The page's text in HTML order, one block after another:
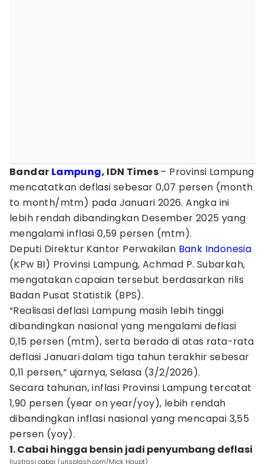
Bandar Lampung, IDN Times– Provinsi Lampung
mencatatkan deflasi sebesar 0,07 persen (month
to month/mtm) pada Januari 2026. Angka ini
lebih rendah dibandingkan Desember 2025 yang
mengalami inflasi 0,59 persen (mtm).
Deputi Direktur Kantor Perwakilan Bank Indonesia
(KPw BI) Provinsi Lampung, Achmad P. Subarkah,
mengatakan capaian tersebut berdasarkan rilis
Badan Pusat Statistik (BPS).
“Realisasi deflasi Lampung masih lebih tinggi
dibandingkan nasional yang mengalami deflasi
0,15 persen (mtm), serta berada di atas rata-rata
deflasi Januari dalam tiga tahun terakhir sebesar
0,11 persen,” ujarnya, Selasa (3/2/2026).
Secara tahunan, inflasi Provinsi Lampung tercatat
1,90 persen (year on year/yoy), lebih rendah
dibandingkan inflasi nasional yang mencapai 3,55
persen (yoy).
1. Cabai hingga bensin jadi penyumbang deflasi
Ilustrasi cabai (unsplash.com/Mick Haupt)